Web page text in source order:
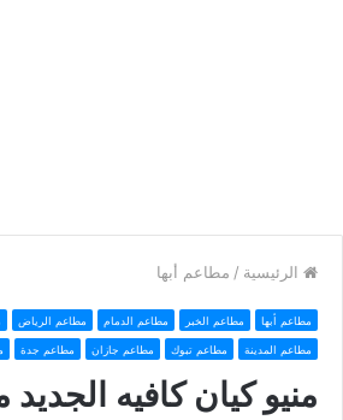
الرئيسية / مطاعم أبها
مطاعم أبها مطاعم الخبر مطاعم الدمام مطاعم الرياض
مطاعم المدينة مطاعم تبوك مطاعم جازان مطاعم جدة
منيو كيان كافيه